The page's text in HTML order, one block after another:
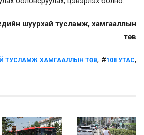
шуурхай тусламж, хамгааллын
төв
ТУСЛАМЖ ХАМГААЛЛЫН ТӨВ, #108 УТАС,